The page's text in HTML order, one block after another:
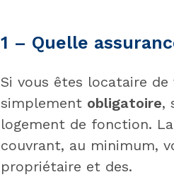
1 – Quelle
Si vous êtes locataire
simplement obligatoire,
logement de fonction.
couvrant, au minimum,
propriétaire et des.